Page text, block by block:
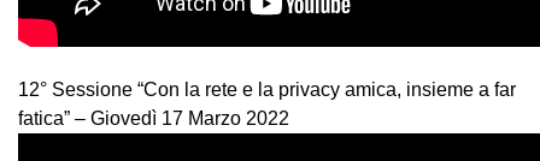
12° Sessione “Con la rete e la privacy amica, insieme a far
fatica” – Giovedì 17 Marzo 2022